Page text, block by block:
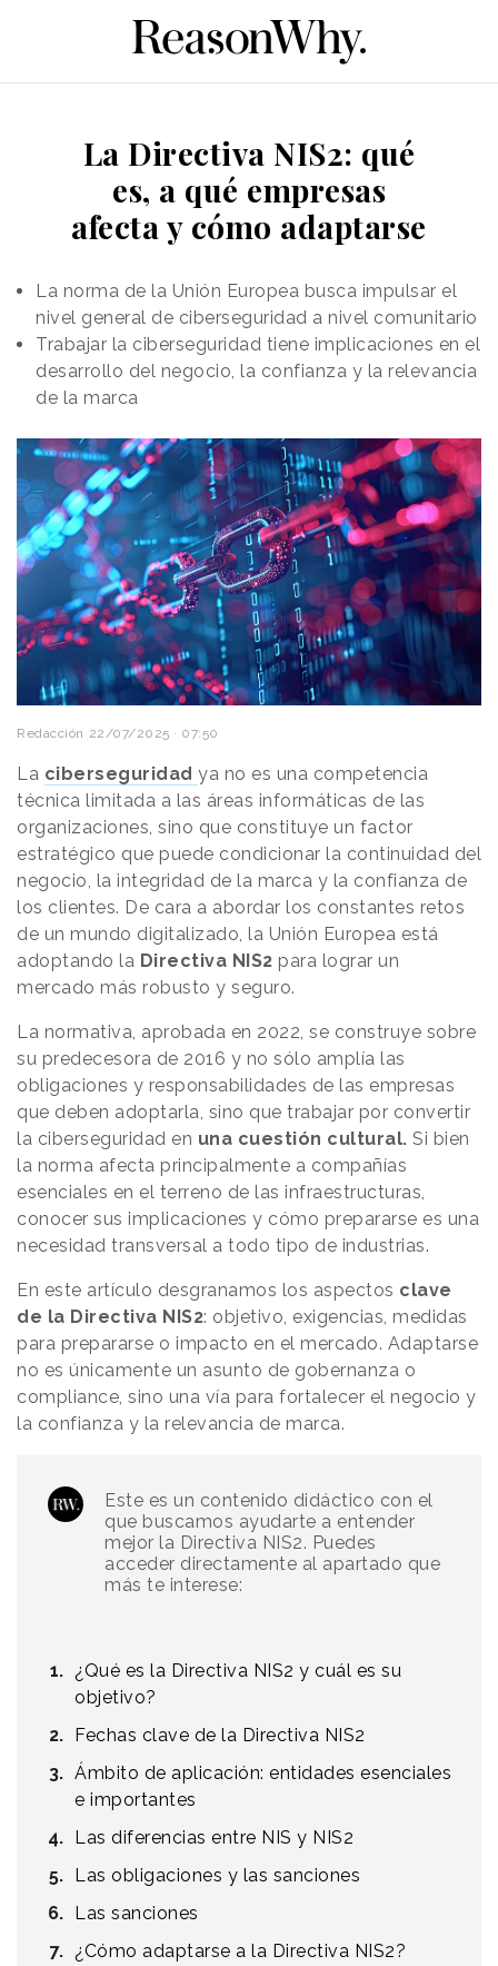
La Directiva NIS2: qué
es, a qué empresas
afecta y cómo adaptarse
La norma de la Unión Europea busca impulsar el
nivel general de ciberseguridad a nivel comunitario
Trabajar la ciberseguridad tiene implicaciones en el
desarrollo del negocio, la confianza y la relevancia
de la marca
Redacción 22/07/2025 · 07:50
La ciberseguridad ya no es una competencia
técnica limitada a las áreas informáticas de las
organizaciones, sino que constituye un factor
estratégico que puede condicionar la continuidad del
negocio, la integridad de la marca y la confianza de
los clientes. De cara a abordar los constantes retos
de un mundo digitalizado, la Unión Europea está
adoptando la Directiva NIS2 para lograr un
mercado más robusto y seguro.
La normativa, aprobada en 2022, se construye sobre
su predecesora de 2016 y no sólo amplía las
obligaciones y responsabilidades de las empresas
que deben adoptarla, sino que trabajar por convertir
la ciberseguridad en una cuestión cultural. Si bien
la norma afecta principalmente a compañías
esenciales en el terreno de las infraestructuras,
conocer sus implicaciones y cómo prepararse es una
necesidad transversal a todo tipo de industrias.
En este artículo desgranamos los aspectos clave
de la Directiva NIS2: objetivo, exigencias, medidas
para prepararse o impacto en el mercado. Adaptarse
no es únicamente un asunto de gobernanza o
compliance, sino una vía para fortalecer el negocio y
la confianza y la relevancia de marca.
Este es un contenido didáctico con el
que buscamos ayudarte a entender
mejor la Directiva NIS2. Puedes
acceder directamente al apartado que
más te interese:
¿Qué es la Directiva NIS2 y cuál es su
objetivo?
Fechas clave de la Directiva NIS2
Ámbito de aplicación: entidades esenciales
e importantes
Las diferencias entre NIS y NIS2
Las obligaciones y las sanciones
Las sanciones
¿Cómo adaptarse a la Directiva NIS2?